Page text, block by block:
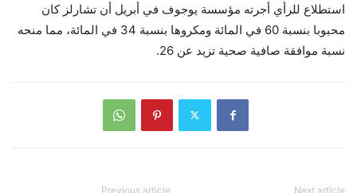
استطلاع للرأي أجرته مؤسسة يوجوف في أبريل أن تشارلز كان
محبوبا بنسبة 60 في المائة ومكروها بنسبة 34 في المائة، مما منحه
نسبة موافقة صافية صحية تزيد عن 26.
Previous article Next article